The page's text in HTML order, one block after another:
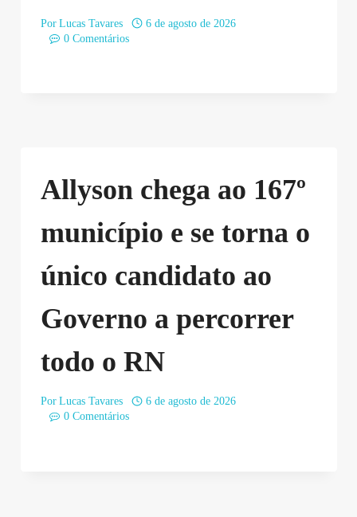
Por Lucas Tavares
6 de agosto de 2026
0 Comentários
Allyson chega ao 167º
município e se torna o
único candidato ao
Governo a percorrer
todo o RN
Por Lucas Tavares
6 de agosto de 2026
0 Comentários